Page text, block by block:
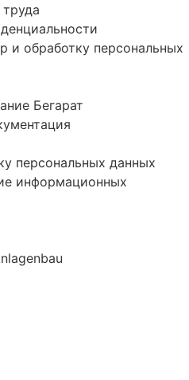
и обработку персональных
Бегарат
персональных данных
информационных